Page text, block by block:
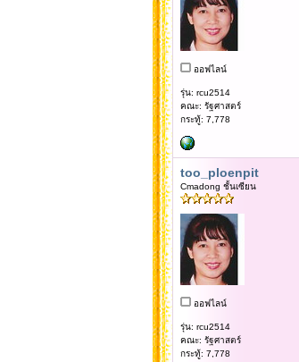
ออฟไลน์
รุ่น: rcu2514
คณะ: รัฐศาสตร์
กระทู้: 7,778
too_ploenpit
Cmadong ชั้นเซียน
ออฟไลน์
รุ่น: rcu2514
คณะ: รัฐศาสตร์
กระทู้: 7,778